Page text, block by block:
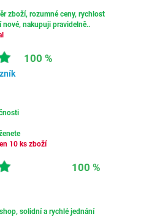
zboží, rozumné ceny, rychlost
nové, nakupuji pravidelně..
100 %
10 ks zboží
100 %
solidní a rychlé jednání